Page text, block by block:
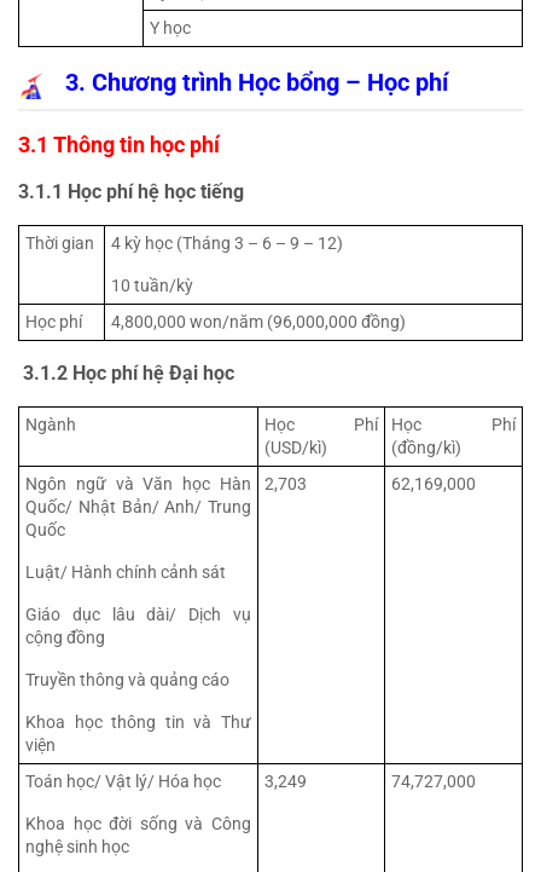
Y học
3. Chương trình Học bổng – Học phí
3.1 Thông tin học phí
3.1.1 Học phí hệ học tiếng
Thời gian 4 kỳ học (Tháng 3 – 6 – 9 – 12)
10 tuần/kỳ
Học phí
4,800,000 won/năm (96,000,000 đồng)
3.1.2 Học phí hệ Đại học
Ngành
Học Phí
(USD/kì)
Học Phí
(đồng/kì)
Ngôn ngữ và Văn học Hàn
Quốc/ Nhật Bản/ Anh/ Trung
Quốc
Luật/ Hành chính cảnh sát
Giáo dục lâu dài/ Dịch vụ
cộng đồng
Truyền thông và quảng cáo
Khoa học thông tin và Thư
viện
2,703 62,169,000
Toán học/ Vật lý/ Hóa học
Khoa học đời sống và Công
nghệ sinh học
3,249 74,727,000